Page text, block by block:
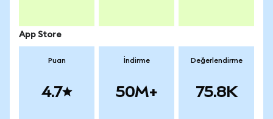
App Store
Puan
4.7
İndirme
50M+
Değerlendirme
75.8K